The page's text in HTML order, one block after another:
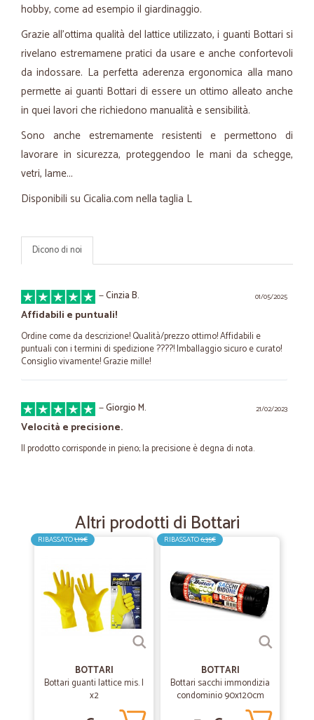
hobby, come ad esempio il giardinaggio.
Grazie all'ottima qualità del lattice utilizzato, i guanti Bottari si
rivelano estremamene pratici da usare e anche confortevoli
da indossare. La perfetta aderenza ergonomica alla mano
permette ai guanti Bottari di essere un ottimo alleato anche
in quei lavori che richiedono manualità e sensibilità.
Sono anche estremamente resistenti e permettono di
lavorare in sicurezza, proteggendoo le mani da schegge,
vetri, lame...
Disponibili su Cicalia.com nella taglia L
Dicono di noi
01/05/2025
—Cinzia B.
Affidabili e puntuali!
Ordine come da descrizione! Qualità/prezzo ottimo! Affidabili e
puntuali con i termini di spedizione ????! Imballaggio sicuro e curato!
Consiglio vivamente! Grazie mille!
21/02/2023
—Giorgio M.
Velocità e precisione.
Il prodotto corrisponde in pieno; la precisione è degna di nota.
Peccato per il ritardo. Per il resto direi tutto perfetto.
10/10/2020
Claudia G.
Veloci nella consegna
Veloci nella consegna
—Stefano R.
Perfetto.
Altri prodotti di Bottari
RIBASSATO1,19€
BOTTARI
Bottari guanti lattice mis. l
x2
RIBASSATO6,35€
BOTTARI
Bottari sacchi immondizia
condominio 90x120cm